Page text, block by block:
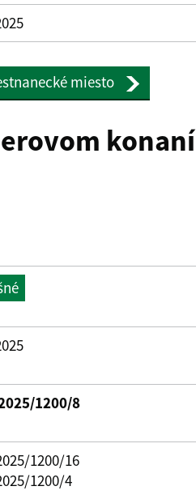
miesto
konaní
1200/8
1200/16
1200/4